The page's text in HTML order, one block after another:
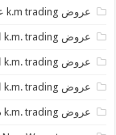
عروض k.m trading عجمان
عروض k.m. trading الشارقة
عروض k.m. trading العين
عروض k.m. trading الفجيرة
عروض k.m. trading دبي